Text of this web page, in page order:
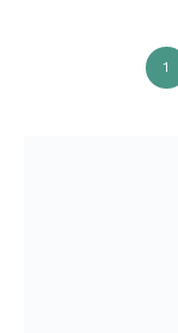
1